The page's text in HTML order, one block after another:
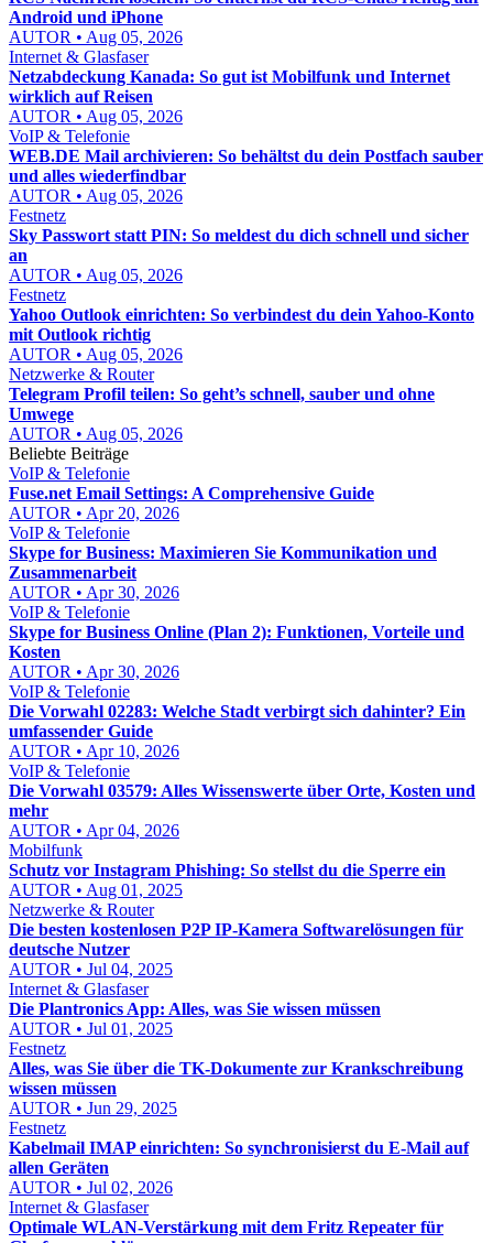
Android und iPhone
AUTOR • Aug 05, 2026
Internet & Glasfaser
Netzabdeckung Kanada: So gut ist Mobilfunk und Internet
wirklich auf Reisen
AUTOR • Aug 05, 2026
VoIP & Telefonie
WEB.DE Mail archivieren: So behältst du dein Postfach sauber
und alles wiederfindbar
AUTOR • Aug 05, 2026
Festnetz
Sky Passwort statt PIN: So meldest du dich schnell und sicher
an
AUTOR • Aug 05, 2026
Festnetz
Yahoo Outlook einrichten: So verbindest du dein Yahoo-Konto
mit Outlook richtig
AUTOR • Aug 05, 2026
Netzwerke & Router
Telegram Profil teilen: So geht’s schnell, sauber und ohne
Umwege
AUTOR • Aug 05, 2026
Beliebte Beiträge
VoIP & Telefonie
Fuse.net Email Settings: A Comprehensive Guide
AUTOR • Apr 20, 2026
VoIP & Telefonie
Skype for Business: Maximieren Sie Kommunikation und
Zusammenarbeit
AUTOR • Apr 30, 2026
VoIP & Telefonie
Skype for Business Online (Plan 2): Funktionen, Vorteile und
Kosten
AUTOR • Apr 30, 2026
VoIP & Telefonie
Die Vorwahl 02283: Welche Stadt verbirgt sich dahinter? Ein
umfassender Guide
AUTOR • Apr 10, 2026
VoIP & Telefonie
Die Vorwahl 03579: Alles Wissenswerte über Orte, Kosten und
mehr
AUTOR • Apr 04, 2026
Mobilfunk
Schutz vor Instagram Phishing: So stellst du die Sperre ein
AUTOR • Aug 01, 2025
Netzwerke & Router
Die besten kostenlosen P2P IP-Kamera Softwarelösungen für
deutsche Nutzer
AUTOR • Jul 04, 2025
Internet & Glasfaser
Die Plantronics App: Alles, was Sie wissen müssen
AUTOR • Jul 01, 2025
Festnetz
Alles, was Sie über die TK-Dokumente zur Krankschreibung
wissen müssen
AUTOR • Jun 29, 2025
Festnetz
Kabelmail IMAP einrichten: So synchronisierst du E-Mail auf
allen Geräten
AUTOR • Jul 02, 2026
Internet & Glasfaser
Optimale WLAN-Verstärkung mit dem Fritz Repeater für